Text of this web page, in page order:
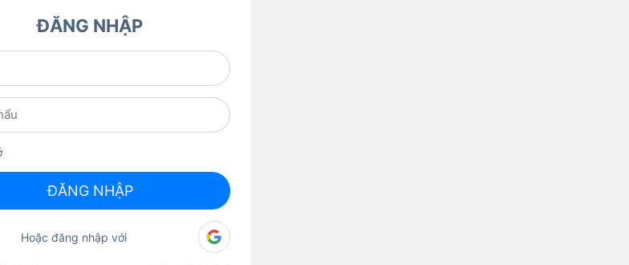
ĐĂNG NHẬP
ĐĂNG NHẬP
Hoặc đăng nhập với